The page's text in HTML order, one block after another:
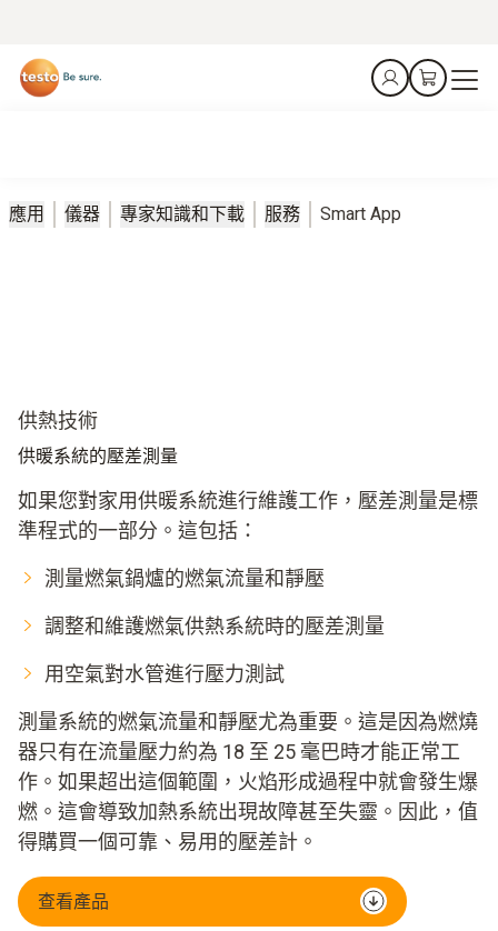
應用 儀器 專家知識和下載 服務 Smart App
供熱技術
供暖系統的壓差測量
如果您對家用供暖系統進行維護工作，壓差測量是標
準程式的一部分。這包括：
測量燃氣鍋爐的燃氣流量和靜壓
調整和維護燃氣供熱系統時的壓差測量
用空氣對水管進行壓力測試
測量系統的燃氣流量和靜壓尤為重要。這是因為燃燒
器只有在流量壓力約為 18 至 25 毫巴時才能正常工
作。如果超出這個範圍，火焰形成過程中就會發生爆
燃。這會導致加熱系統出現故障甚至失靈。因此，值
得購買一個可靠、易用的壓差計。
查看產品